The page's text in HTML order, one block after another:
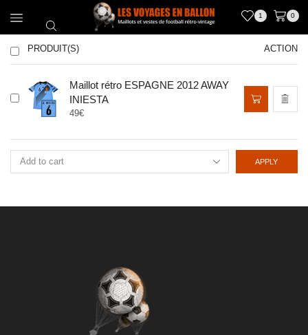
1 0
PRODUIT(S) ACTION
Maillot rétro ESPAGNE 2012 AWAY
INIESTA
49€
produit
variations.
Les
optionsAPPLY